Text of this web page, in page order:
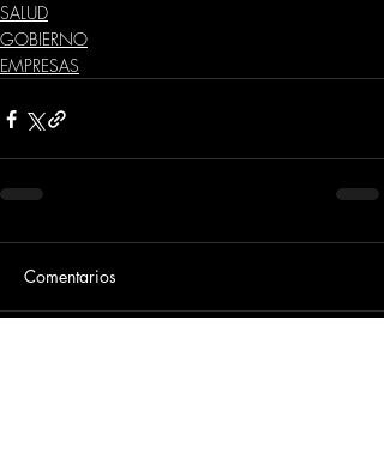
SALUD
GOBIERNO
EMPRESAS
Comentarios